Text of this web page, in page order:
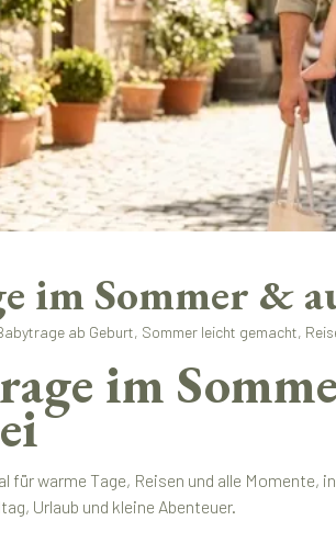
im Sommer &
ab Geburt, Sommer leicht gemacht,
im
für warme Tage, Reisen und alle
Urlaub und kleine Abenteuer.